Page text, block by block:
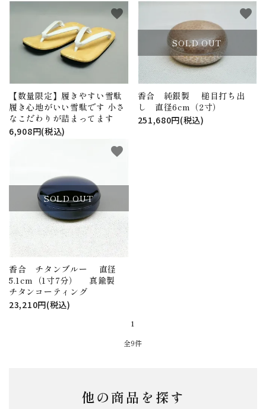
【数量限定】履きやすい雪駄
履き心地がいい雪駄です 小さ
なこだわりが詰まってます
6,908円(税込)
favorite
SOLD OUT
香合 純銀製 槌目打ち出
し 直径6cm（2寸）
251,680円(税込)
favorite
SOLD OUT
香合 チタンブルー 直径
5.1cm（1寸7分） 真鍮製
チタンコーティング
23,210円(税込)
favorite
1
全9件
他の商品を探す